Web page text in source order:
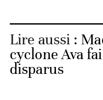
Lire aussi :
cyclone Ava
disparus